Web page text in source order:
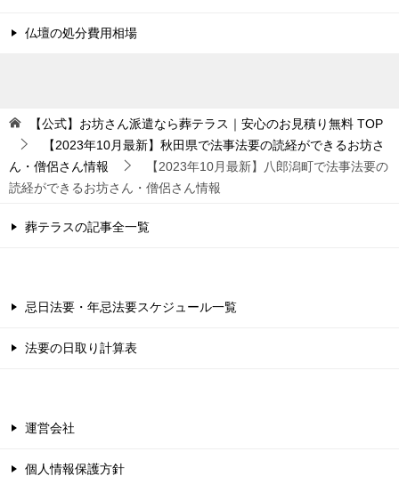
仏壇の処分費用相場
【公式】お坊さん派遣なら葬テラス｜安心のお見積り無料 TOP
【2023年10月最新】秋田県で法事法要の読経ができるお坊さ
ん・僧侶さん情報
【2023年10月最新】八郎潟町で法事法要の
読経ができるお坊さん・僧侶さん情報
葬テラスの記事全一覧
忌日法要・年忌法要スケジュール一覧
法要の日取り計算表
運営会社
個人情報保護方針